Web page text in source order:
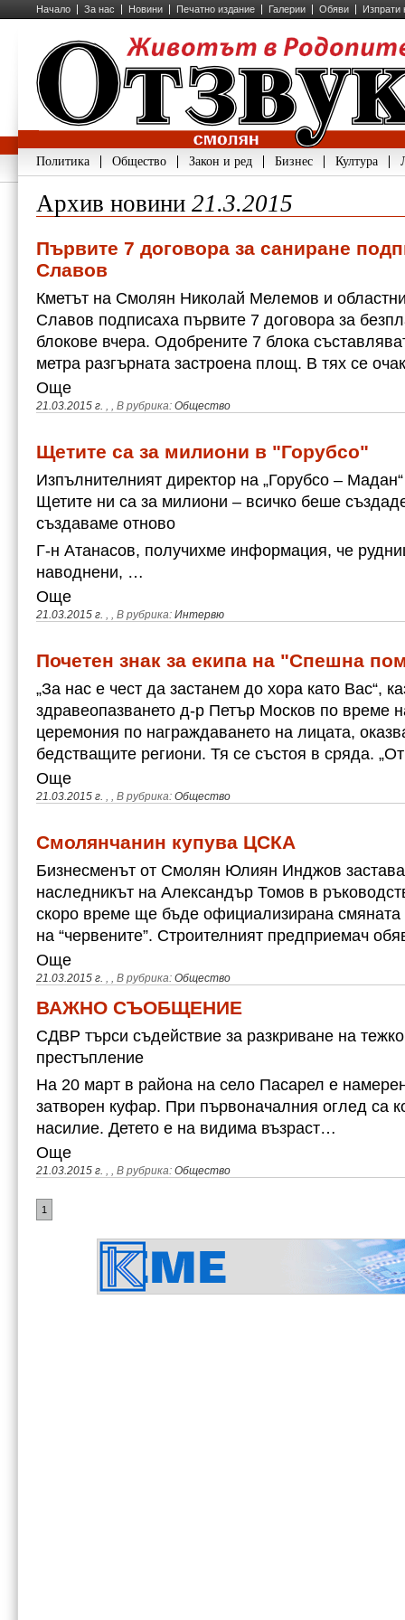
Начало За нас Новини Печатно издание Галерии Обяви Изпрати
Политика Общество Закон и ред Бизнес Култура
Архив новини 21.3.2015
Първите 7 договора за саниране
Славов
Кметът на Смолян Николай Мелемов и
Славов подписаха първите 7 договора за
блокове вчера. Одобрените 7 блока
метра разгърната застроена площ. В тях се
21.03.2015 г. , , В рубрика: Общество
Още
Щетите са за милиони в "Горубсо"
Изпълнителният директор на „Горубсо –
Щетите ни са за милиони – всичко беше
създаваме отново
Г-н Атанасов, получихме информация, че
наводнени, …
21.03.2015 г. , , В рубрика: Интервю
Още
Почетен знак за екипа на "Спешна
„За нас е чест да застанем до хора като Вас“,
здравеопазването д-р Петър Москов по време
церемония по награждаването на лицата,
бедстващите региони. Тя се състоя в сряда.
21.03.2015 г. , , В рубрика: Общество
Още
Смолянчанин купува ЦСКА
Бизнесменът от Смолян Юлиян Инджов
наследникът на Александър Томов в
скоро време ще бъде официализирана смяната
на “червените”. Строителният предприемач
21.03.2015 г. , , В рубрика: Общество
Още
ВАЖНО СЪОБЩЕНИЕ
СДВР търси съдействие за разкриване на
престъпление
На 20 март в района на село Пасарел е
затворен куфар. При първоначалния оглед са
насилие. Детето е на видима възраст…
21.03.2015 г. , , В рубрика: Общество
Още
1